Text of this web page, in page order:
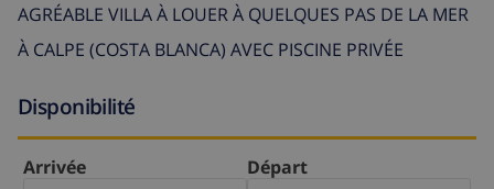
AGRÉABLE VILLA À LOUER À QUELQUES PAS DE LA MER
À CALPE (COSTA BLANCA) AVEC PISCINE PRIVÉE
Disponibilité
Arrivée Départ